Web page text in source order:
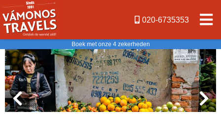
020-6735353
Boek met onze 4 zekerheden